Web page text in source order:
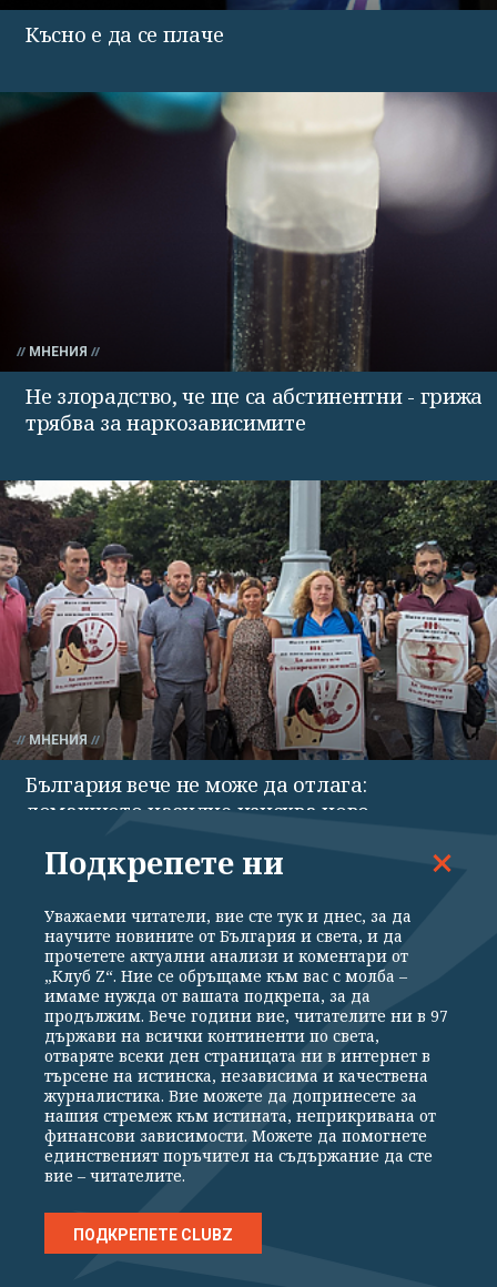
Късно е да се плаче
МНЕНИЯ
Не злорадство, че ще са абстинентни - грижа
трябва за наркозависимите
МНЕНИЯ
България вече не може да отлага:
домашното насилие изисква ново
ВСИЧКИ НОВИНИ ПОЛИТИКА ИКОНОМИКА
СПОРТ КУЛТУРА ТЕХНОЛОГИИ КАЛЕЙДОСКОП
МНЕНИЯ
Общи условия
Политика за поверителност
Подкрепете ни
Уважаеми читатели, вие сте тук и днес, за да
научите новините от България и света, и да
прочетете актуални анализи и коментари от
„Клуб Z“. Ние се обръщаме към вас с молба –
имаме нужда от вашата подкрепа, за да
продължим. Вече години вие, читателите ни в 97
държави на всички континенти по света,
отваряте всеки ден страницата ни в интернет в
търсене на истинска, независима и качествена
журналистика. Вие можете да допринесете за
нашия стремеж към истината, неприкривана от
финансови зависимости. Можете да помогнете
единственият поръчител на съдържание да сте
вие – читателите.
ПОДКРЕПЕТЕ CLUBZ